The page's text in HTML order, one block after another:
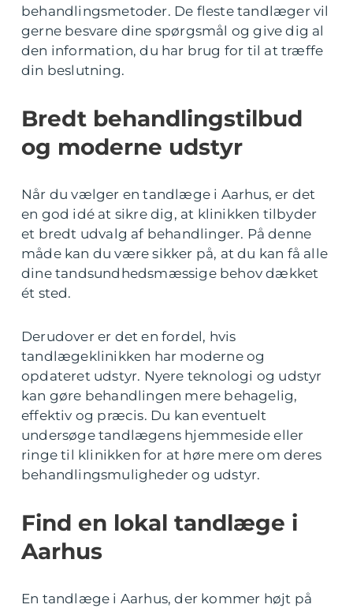
behandlingsmetoder. De fleste tandlæger vil
gerne besvare dine spørgsmål og give dig al
den information, du har brug for til at træffe
din beslutning.
Bredt behandlingstilbud
og moderne udstyr
Når du vælger en tandlæge i Aarhus, er det
en god idé at sikre dig, at klinikken tilbyder
et bredt udvalg af behandlinger. På denne
måde kan du være sikker på, at du kan få alle
dine tandsundhedsmæssige behov dækket
ét sted.
Derudover er det en fordel, hvis
tandlægeklinikken har moderne og
opdateret udstyr. Nyere teknologi og udstyr
kan gøre behandlingen mere behagelig,
effektiv og præcis. Du kan eventuelt
undersøge tandlægens hjemmeside eller
ringe til klinikken for at høre mere om deres
behandlingsmuligheder og udstyr.
Find en lokal tandlæge i
Aarhus
En tandlæge i Aarhus, der kommer højt på